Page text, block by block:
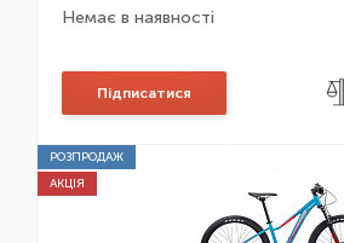
Немає в наявності
Підписатися
РОЗПРОДАЖ
АКЦІЯ